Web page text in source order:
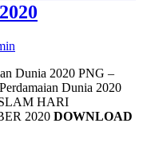
Dunia 2020 PNG –
Dunia 2020
HARI
2020 DOWNLOAD